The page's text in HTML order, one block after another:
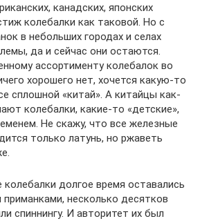
канадских, японских
колебалки как таковой. Но с
в небольших городах и селах
да и сейчас они остаются.
ассортименту колебалок во
хорошего нет, хочется какую-то
сплошной «китай». А китайцы как-
колебалки, какие-то «детские»,
Не скажу, что все железные
только латунь, но ржаветь
долгое время оставались
несколько десятков
спиннингу. И авторитет их был